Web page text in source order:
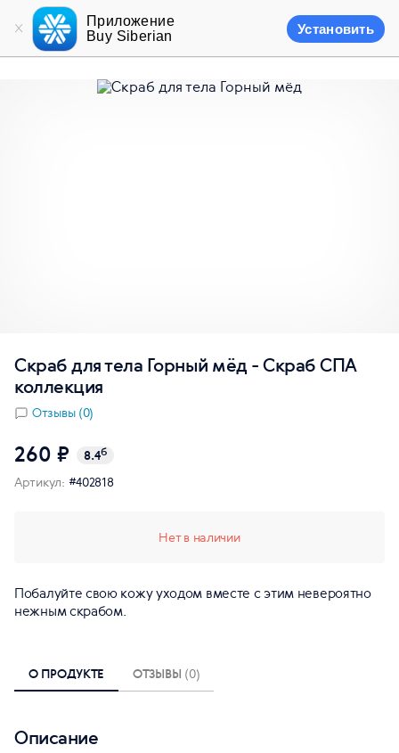
Приложение
Buy Siberian
Установить
Скраб для тела Горный мёд - Скраб СПА
коллекция
Отзывы (0)
Побалуйте свою кожу уходом вместе с этим невероятно
нежным скрабом.
260 ₽ 8.4б
Нет в наличии
Артикул: #402818
О ПРОДУКТЕ ОТЗЫВЫ (0)
Описание